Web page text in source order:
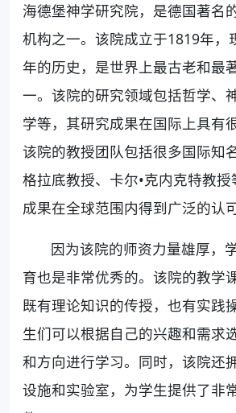
海德堡神学研究院，是德国著名
机构之一。该院成立于1819年，
年的历史，是世界上最古老和最
一。该院的研究领域包括哲学、
学等，其研究成果在国际上具有
该院的教授团队包括很多国际知
格拉底教授、卡尔•克内克特教
成果在全球范围内得到广泛的认可
因为该院的师资力量雄厚，
育也是非常优秀的。该院的教学
既有理论知识的传授，也有实践
生们可以根据自己的兴趣和需求
和方向进行学习。同时，该院还
设施和实验室，为学生提供了非